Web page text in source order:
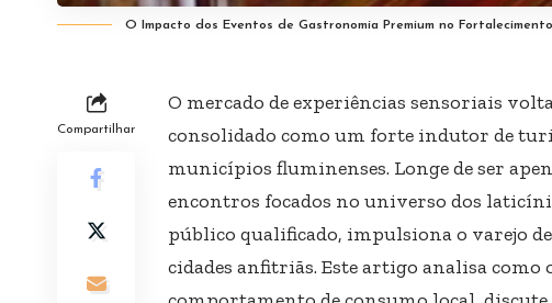
O Impacto dos Eventos de Gastronomia Premium no
Compartilhar
O mercado de experiências sensoriais
consolidado como um forte indutor de
municípios fluminenses. Longe de ser
encontros focados no universo dos
público qualificado, impulsiona o varejo
cidades anfitriãs. Este artigo analisa